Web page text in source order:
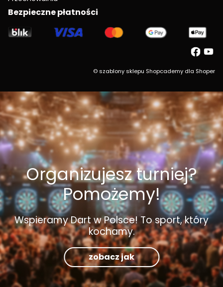
Bezpieczne płatności
©szablony sklepu Shopcademy dla Shoper
Organizujesz turniej?
Pomożemy!
Wspieramy Dart w Polsce! To sport, który
kochamy.
zobacz jak